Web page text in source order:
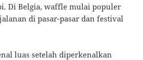
Di Belgia, waffle mulai populer
di pasar-pasar dan festival
luas setelah diperkenalkan